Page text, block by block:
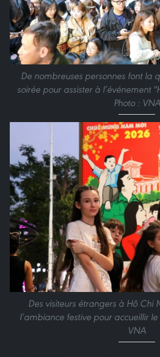
De nombreuses personnes font la
soirée pour assister à l’événement
Photo : VNA
Des visiteurs étrangers à Hô Chi
l’ambiance festive pour accueillir
VNA